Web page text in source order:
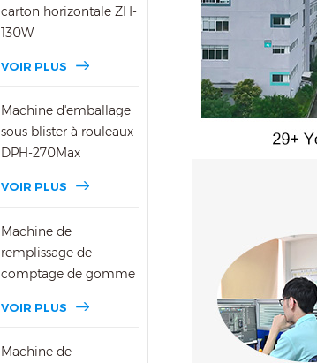
carton horizontale ZH-
130W
VOIR PLUS
Machine d'emballage
sous blister à rouleaux
DPH-270Max
VOIR PLUS
Machine de
remplissage de
comptage de gomme
VOIR PLUS
Machine de